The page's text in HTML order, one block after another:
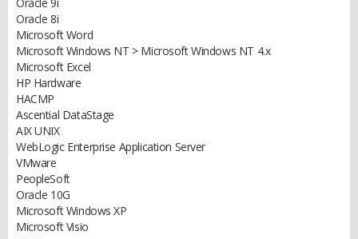
Oracle 8i
Microsoft Word
Microsoft Windows NT > Microsoft Windows NT 4.x
Microsoft Excel
HP Hardware
HACMP
Ascential DataStage
AIX UNIX
WebLogic Enterprise Application Server
VMware
PeopleSoft
Oracle 10G
Microsoft Windows XP
Microsoft Visio